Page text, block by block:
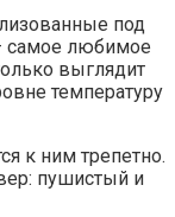
под
самое любимое
выглядит
температуру
к ним трепетно.
пушистый и